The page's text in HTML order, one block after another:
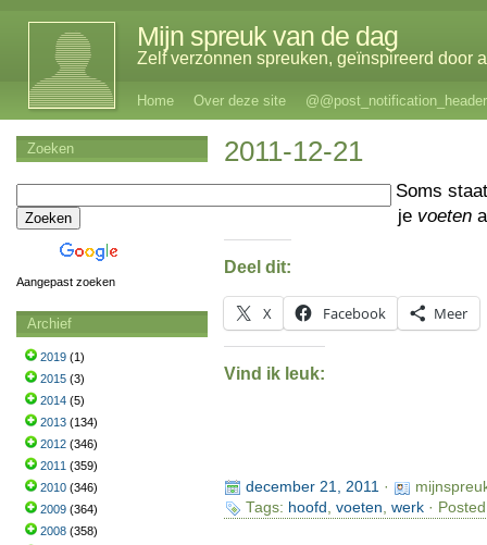
Mijn spreuk van de dag
Zelf verzonnen spreuken, geïnspireerd door
Home Over deze site @@post_notification_header
2011-12-21
Soms
je voeten
Deel dit:
X Facebook Meer
Vind ik leuk:
december 21, 2011·
Tags: hoofd , voeten, werk·
Zoeken
Aangepast zoeken
Archief
2019 (1)
2015 (3)
2014 (5)
2013 (134)
2012 (346)
2011 (359)
2010 (346)
2009 (364)
2008 (358)